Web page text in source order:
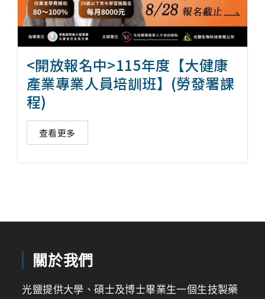
<開放報名中>115年度【大健康
產業專業人員培訓班】(勞發署課
程)
查看更多
關於我們
光鹽提供大學、碩士及博士畢業生一個生技製藥